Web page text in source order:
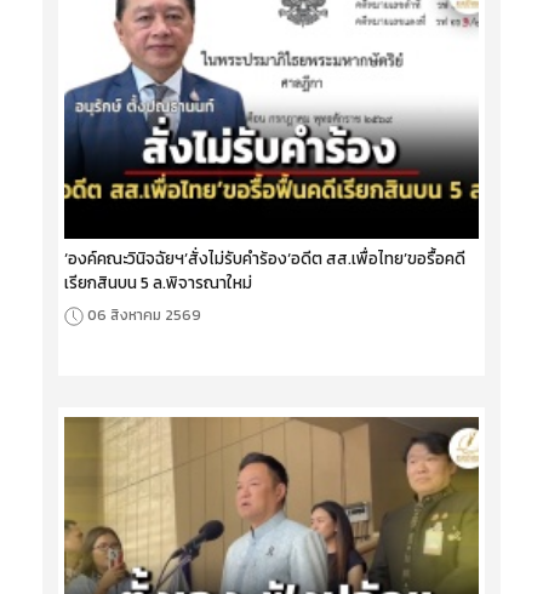
‘องค์คณะวินิจฉัยฯ’สั่งไม่รับคำร้อง‘อดีต สส.เพื่อไทย’ขอรื้อคดี
เรียกสินบน 5 ล.พิจารณาใหม่
06 สิงหาคม 2569